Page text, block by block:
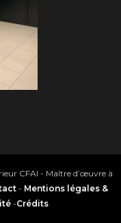
CFAI - Maître d’œuvre à
- Mentions légales &
-Crédits